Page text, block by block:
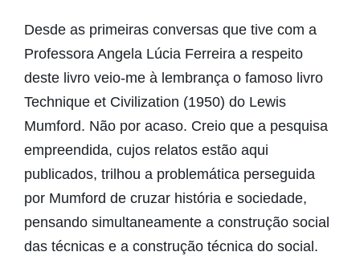
Desde as primeiras conversas que tive com a
Professora Angela Lúcia Ferreira a respeito
deste livro veio-me à lembrança o famoso livro
Technique et Civilization (1950) do Lewis
Mumford. Não por acaso. Creio que a pesquisa
empreendida, cujos relatos estão aqui
publicados, trilhou a problemática perseguida
por Mumford de cruzar história e sociedade,
pensando simultaneamente a construção social
das técnicas e a construção técnica do social.